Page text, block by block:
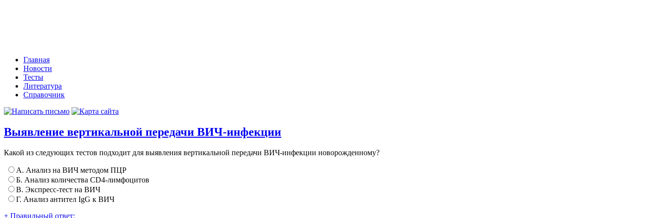
Главная
Новости
Тесты
Литература
Справочник
Выявление вертикальной передачи ВИЧ-инфекции
Какой из следующих тестов подходит для выявления вертикальной передачи ВИЧ-инфекции новорожденному?
А. Анализ на ВИЧ методом ПЦР
Б. Анализ количества CD4-лимфоцитов
В. Экспресс-тест на ВИЧ
Г. Анализ антител IgG к ВИЧ
+ Правильный ответ: